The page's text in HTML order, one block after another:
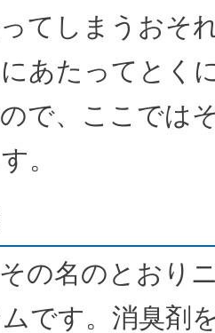
てしまうおそ
あたってとく
で、ここでは
。
の名のとおり
です。消臭剤